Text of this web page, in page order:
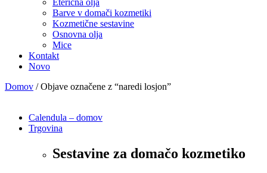
Eterična olja
Barve v domači kozmetiki
Kozmetične sestavine
Osnovna olja
Mice
Kontakt
Novo
Domov / Objave označene z “naredi losjon”
Calendula – domov
Trgovina
Sestavine za domačo kozmetiko